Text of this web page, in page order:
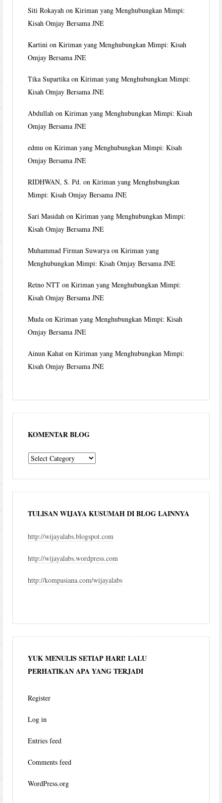
Siti Rokayah onKiriman yang Menghubungkan Mimpi:
Kisah Omjay Bersama JNE
Kartini onKiriman yang Menghubungkan Mimpi: Kisah
Omjay Bersama JNE
Tika Supartika onKiriman yang Menghubungkan Mimpi:
Kisah Omjay Bersama JNE
Abdullah onKiriman yang Menghubungkan Mimpi: Kisah
Omjay Bersama JNE
edmu onKiriman yang Menghubungkan Mimpi: Kisah
Omjay Bersama JNE
RIDHWAN, S. Pd. onKiriman yang Menghubungkan
Mimpi: Kisah Omjay Bersama JNE
Sari Masidah onKiriman yang Menghubungkan Mimpi:
Kisah Omjay Bersama JNE
Muhammad Firman Suwarya onKiriman yang
Menghubungkan Mimpi: Kisah Omjay Bersama JNE
Retno NTT onKiriman yang Menghubungkan Mimpi:
Kisah Omjay Bersama JNE
Muda onKiriman yang Menghubungkan Mimpi: Kisah
Omjay Bersama JNE
Ainun Kahat onKiriman yang Menghubungkan Mimpi:
Kisah Omjay Bersama JNE
KOMENTAR BLOG
komentar
TULISAN WIJAYA KUSUMAH DI BLOG LAINNYA
http://wijayalabs.blogspot.com
http://wijayalabs.wordpress.com
http://kompasiana.com/wijayalabs
YUK MENULIS SETIAP HARI! LALU
PERHATIKAN APA YANG TERJADI
Register
Log in
Entries feed
Comments feed
WordPress.org